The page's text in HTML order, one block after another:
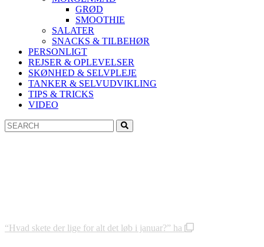
GRØD
SMOOTHIE
SALATER
SNACKS & TILBEHØR
PERSONLIGT
REJSER & OPLEVELSER
SKØNHED & SELVPLEJE
TANKER & SELVUDVIKLING
TIPS & TRICKS
VIDEO
Search
for:
“Hvad skete der lige for alt det løb i januar?” ha